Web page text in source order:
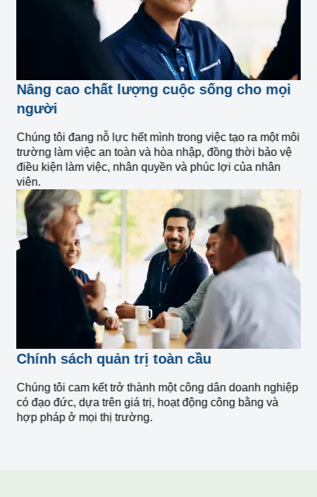
Nâng cao chất lượng cuộc sống cho mọi
người
Chúng tôi đang nỗ lực hết mình trong việc tạo ra một môi
trường làm việc an toàn và hòa nhập, đồng thời bảo vệ
điều kiện làm việc, nhân quyền và phúc lợi của nhân
viên.
Chính sách quản trị toàn cầu
Chúng tôi cam kết trở thành một công dân doanh nghiệp
có đạo đức, dựa trên giá trị, hoạt động công bằng và
hợp pháp ở mọi thị trường.